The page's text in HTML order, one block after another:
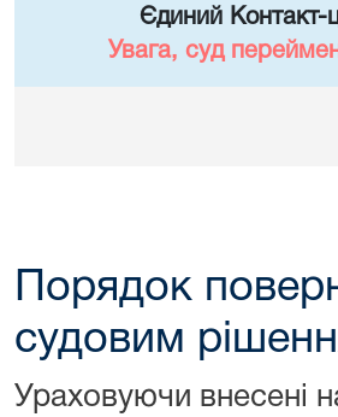
Єдиний Контакт-
Увага, суд
Порядок
судовим
Ураховуючи внесені